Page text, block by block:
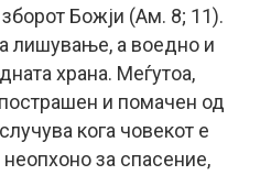
зборот Божји (Ам. 8; 11).
лишување, а воедно и
храна. Меѓутоа,
и помачен од
кога човекот е
за спасение,